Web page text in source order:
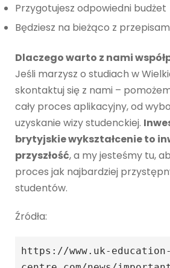
Przygotujesz odpowiedni budżet
Będziesz na bieżąco z
Dlaczego warto z nami
Jeśli marzysz o studiach w
skontaktuj się z nami –
cały proces aplikacyjny, od
uzyskanie wizy studenckiej.
brytyjskie wykształcenie to
przyszłość, a my jesteśmy tu,
proces jak najbardziej
studentów.
Źródła:
https://www.uk-education-